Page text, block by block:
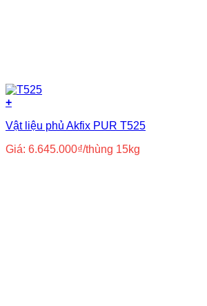
+
Vật liệu phủ Akfix PUR T525
Giá: 6.645.000₫/thùng 15kg